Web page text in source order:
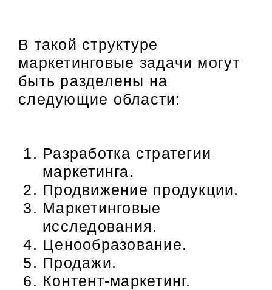
В такой структуре
маркетинговые задачи могут
быть разделены на
следующие области:
Разработка стратегии
маркетинга.
Продвижение продукции.
Маркетинговые
исследования.
Ценообразование.
Продажи.
Контент-маркетинг.